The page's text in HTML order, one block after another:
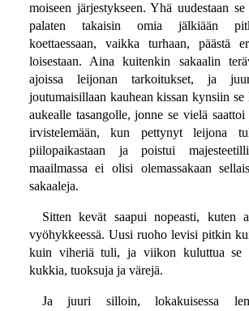
moiseen järjestykseen. Yhä uudestaan
palaten takaisin omia jälkiään
koettaessaan, vaikka turhaan, päästä
loisestaan. Aina kuitenkin sakaalin
ajoissa leijonan tarkoitukset, ja
joutumaisillaan kauhean kissan kynsiin
aukealle tasangolle, jonne se vielä
irvistelemään, kun pettynyt leijona
piilopaikastaan ja poistui
maailmassa ei olisi olemassakaan
sakaaleja.
Sitten kevät saapui nopeasti, kuten
vyöhykkeessä. Uusi ruoho levisi pitkin
kuin viheriä tuli, ja viikon kuluttua se
kukkia, tuoksuja ja värejä.
Ja juuri silloin, lokakuisessa